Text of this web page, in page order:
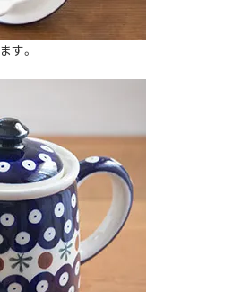
す。